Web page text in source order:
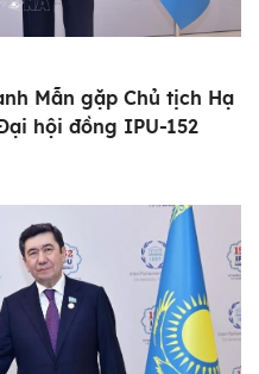
Mẫn gặp Chủ tịch Hạ
hội đồng IPU-152